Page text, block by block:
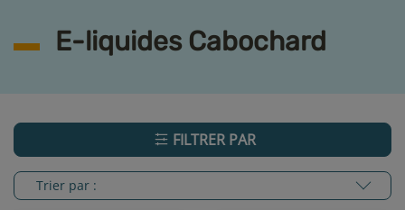
E-liquides Cabochard
FILTRER PAR
Trier par :